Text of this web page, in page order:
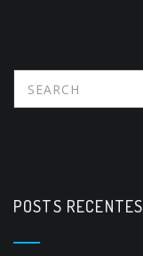
POSTS RECENTES